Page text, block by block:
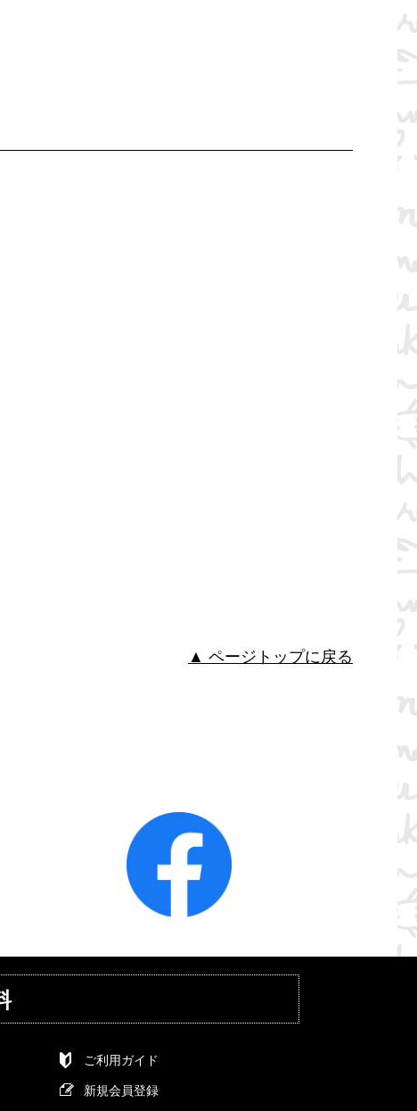
▲ ページトップに戻る
ご利用ガイド
新規会員登録